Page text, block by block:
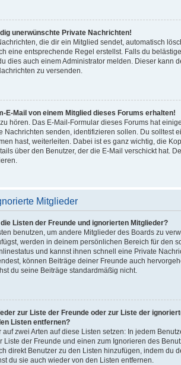
unerwünschte Private Nachrichten!
die dir ein Mitglied sendet, automatisch
eine entsprechende Regel erstellst. Falls du
dies auch einem Administrator melden. Dieser kann
zu versenden.
E-Mail von einem Mitglied dieses Forums erhalten!
hören. Das E-Mail-Formular dieses Forums hat
Nachrichten senden, identifizieren sollen. Du solltest
hast, weiterleiten. Dabei ist es ganz wichtig, die
über den Benutzer, der die E-Mail verschickt hat.
Mitglieder
Listen der Freunde und ignorierten Mitglieder?
benutzen, um andere Mitglieder des Boards zu
werden in deinem persönlichen Bereich für den
und kannst ihnen schnell eine Private
können Beiträge deiner Freunde auch
du seine Beiträge standardmäßig nicht.
zur Liste der Freunde oder zur Liste der
Listen entfernen?
auf zwei Arten auf diese Listen setzen: In jedem
Liste der Freunde und einen zum Ignorieren des
direkt Benutzer zu den Listen hinzufügen, indem du
du sie auch wieder von den Listen entfernen.